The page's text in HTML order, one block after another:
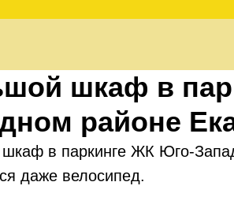
шкаф в
районе
в паркинге ЖК Юго-
даже велосипед.